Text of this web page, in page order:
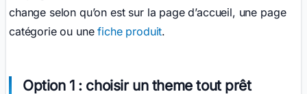
change selon qu’on est sur la page d’accueil, une page
catégorie ou unefiche produit.
Option 1 : choisir un theme tout prêt